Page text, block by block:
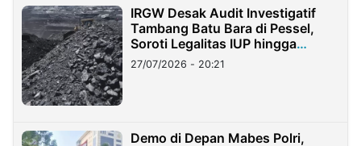
IRGW Desak Audit Investigatif
Tambang Batu Bara di Pessel,
Soroti Legalitas IUP hingga
Stockpile
27/07/2026 - 20:21
Demo di Depan Mabes Polri,